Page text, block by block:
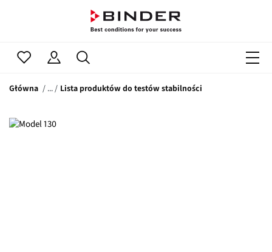
Główna Lista produktów do testów stabilności